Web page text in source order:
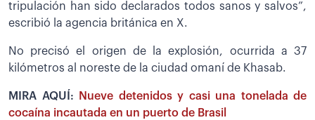
tripulación han sido declarados todos sanos y salvos”,
escribió la agencia británica en X.
No precisó el origen de la explosión, ocurrida a 37
kilómetros al noreste de la ciudad omaní de Khasab.
MIRA AQUÍ:
Nueve detenidos y casi una tonelada de
cocaína incautada en un puerto de Brasil